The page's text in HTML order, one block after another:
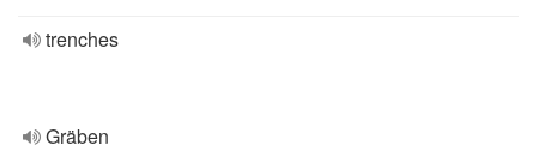
trenches
Gräben